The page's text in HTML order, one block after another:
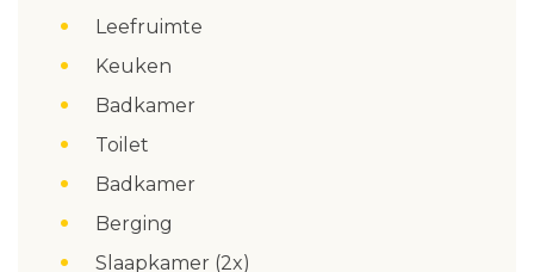
Leefruimte
Keuken
Badkamer
Toilet
Badkamer
Berging
Slaapkamer (2x)